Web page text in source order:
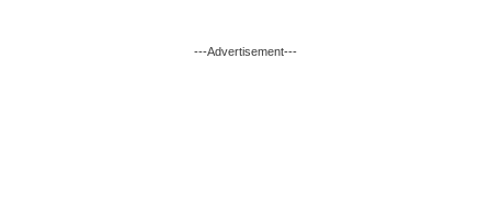
---Advertisement---